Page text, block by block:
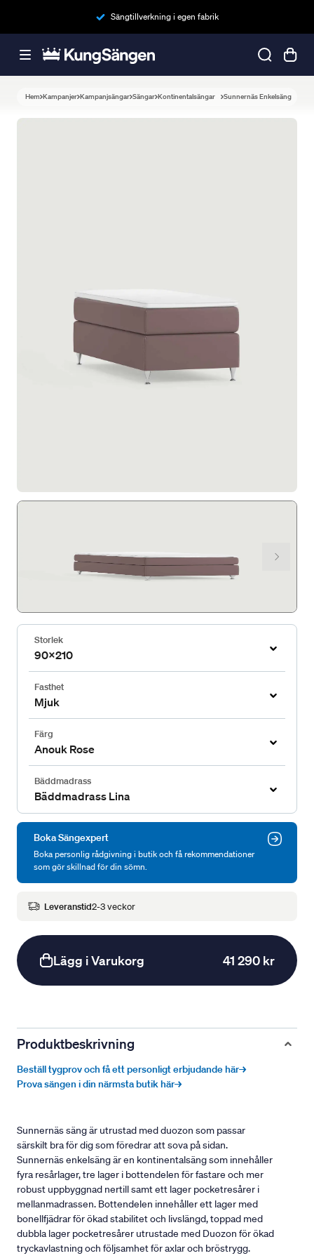
Sängtillverkning i egen fabrik
Hem Kampanjer Kampanjsängar Sängar Kontinentalsängar Sunnernäs Enkelsäng
Storlek
90x210
Fasthet
Mjuk
Färg
Anouk Rose
Bäddmadrass
Bäddmadrass Lina
Boka Sängexpert
Boka personlig rådgivning i butik och få rekommendationer
som gör skillnad för din sömn.
Leveranstid2-3 veckor
Lägg i Varukorg 41 290 kr
Produktbeskrivning
Beställ tygprov och få ett personligt erbjudande här→
Prova sängen i din närmsta butik här→
Sunnernäs säng är utrustad med duozon som passar
särskilt bra för dig som föredrar att sova på sidan.
Sunnernäs enkelsäng är en kontinentalsäng som innehåller
fyra resårlager, tre lager i bottendelen för fastare och mer
robust uppbyggnad nertill samt ett lager pocketresårer i
mellanmadrassen. Bottendelen innehåller ett lager med
bonellfjädrar för ökad stabilitet och livslängd, toppad med
dubbla lager pocketresårer utrustade med Duozon för ökad
tryckavlastning och följsamhet för axlar och bröstrygg.